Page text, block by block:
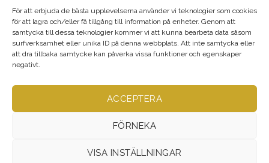
För att erbjuda de bästa upplevelserna använder vi teknologier som cookies
för att lagra och/eller få tillgång till information på enheter. Genom att
samtycka till dessa teknologier kommer vi att kunna bearbeta data såsom
surfverksamhet eller unika ID på denna webbplats. Att inte samtycka eller
att dra tillbaka samtycke kan påverka vissa funktioner och egenskaper
negativt.
ACCEPTERA
FÖRNEKA
VISA INSTÄLLNINGAR
Köp & Frågor: 070-395 17 93
Epost:
info@elscootersweden.com
Brunnsgatan 7, Jönköping
Alla rättigheter bevarade ©Elscootersweden.com2026
TILLBEHÖR & RESERVDELAR ELCYKEL